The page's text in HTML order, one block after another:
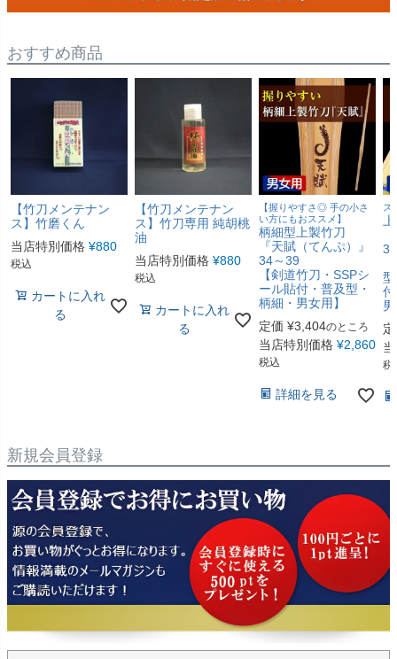
おすすめ商品
【竹刀メンテナン
ス】竹磨くん
当店特別価格 ¥880
税込
カートに入れ
る
【竹刀メンテナン
ス】竹刀専用 純胡桃
油
当店特別価格 ¥880
税込
カートに入れ
る
【握りやすさ◎ 手の小さ
い方にもおススメ】
柄細型上製竹刀
『天賦（てんぷ）』
34～39
【剣道竹刀・SSPシ
ール貼付・普及型・
柄細・男女用】
定価 ¥3,404のところ
当店特別価格 ¥2,860
税込
詳細を見る
ス
税
新規会員登録